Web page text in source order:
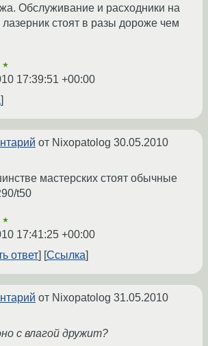
Обслуживание и расходники на
лазерник стоят в разы дороже чем
17:39:51 +00:00
от Nixopatolog 30.05.2010
мастерских стоят обычные
t50
17:41:25 +00:00
ответ
Ссылка
от Nixopatolog 31.05.2010
с влагой дружит?